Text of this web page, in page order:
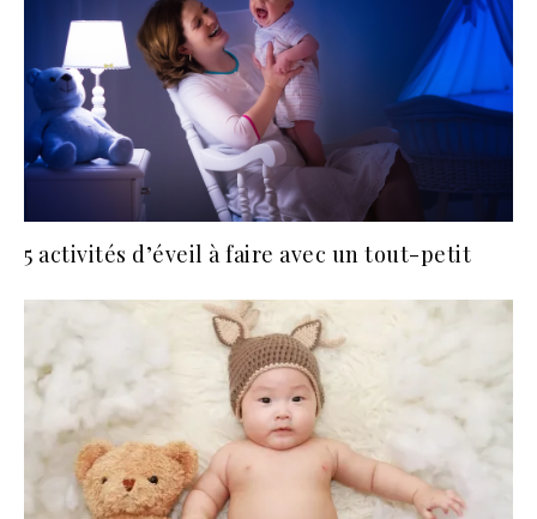
5 activités d’éveil à faire avec un tout-petit